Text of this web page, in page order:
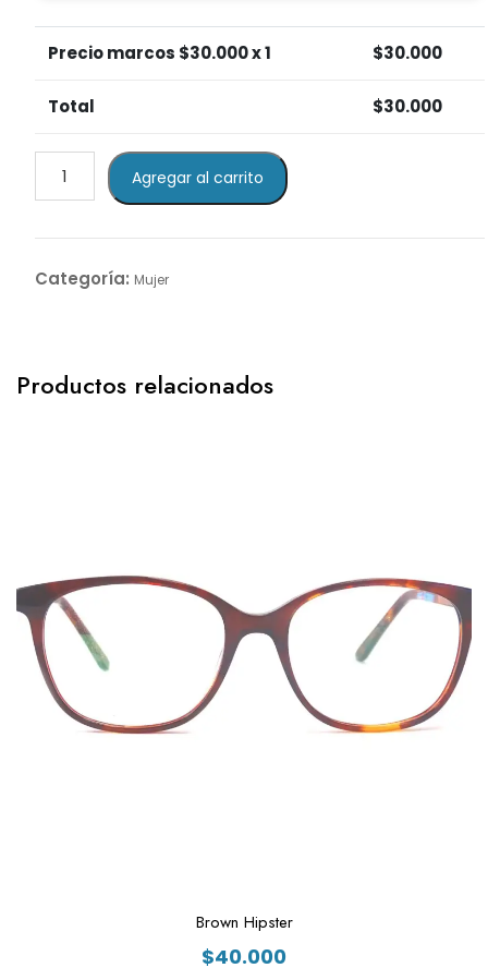
Precio marcos $30.000x 1 $30.000
Total $30.000
Cat
Agregar al carrito
Categoría: Mujer
Productos relacionados
Brown Hipster
$40.000